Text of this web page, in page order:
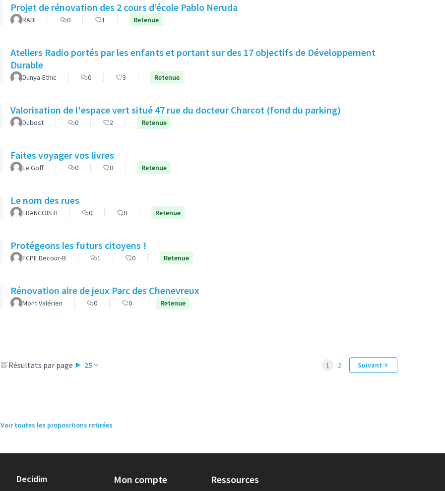
Projet de rénovation des 2 cours d’école Pablo Neruda
RABI 0 1 Retenue
Ateliers Radio portés par les enfants et portant sur des 17 objectifs de Développement
Durable
Dunya-Ethic 0 3 Retenue
Valorisation de l'espace vert situé 47 rue du docteur Charcot (fond du parking)
Dubost 0 2 Retenue
Faites voyager vos livres
Le Goff 0 0 Retenue
Le nom des rues
FRANCOIS H 0 0 Retenue
Protégeons les futurs citoyens !
FCPE Decour-B 1 0 Retenue
Rénovation aire de jeux Parc des Chenevreux
Mont Valérien 0 0 Retenue
Résultats par page : 25 1 2 Suivant
Voir toutes les propositions retirées
Decidim Mon compte Ressources